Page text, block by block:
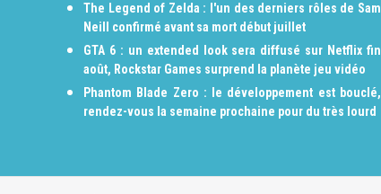
The Legend of Zelda : l'un des derniers rôles de Sam
Neill confirmé avant sa mort début juillet
GTA 6 : un extended look sera diffusé sur Netflix fin
août, Rockstar Games surprend la planète jeu vidéo
Phantom Blade Zero : le développement est bouclé,
rendez-vous la semaine prochaine pour du très lourd